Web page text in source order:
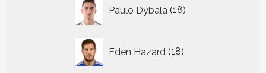
Paulo Dybala 18
producten
Eden Hazard 18
producten